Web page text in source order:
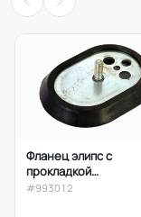
Фланец элипс с
прокладкой
водонагревателя
#993012